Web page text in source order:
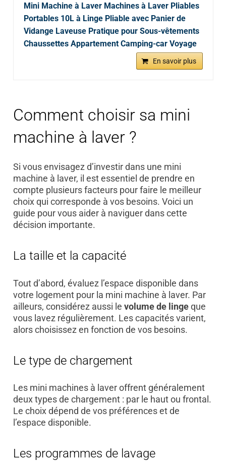
Mini Machine à Laver Machines à Laver Pliables
Portables 10L à Linge Pliable avec Panier de
Vidange Laveuse Pratique pour Sous-vêtements
Chaussettes Appartement Camping-car Voyage
En savoir plus
Comment choisir sa mini
machine à laver ?
Si vous envisagez d’investir dans une mini
machine à laver, il est essentiel de prendre en
compte plusieurs facteurs pour faire le meilleur
choix qui corresponde à vos besoins. Voici un
guide pour vous aider à naviguer dans cette
décision importante.
La taille et la capacité
Tout d’abord, évaluez l’espace disponible dans
votre logement pour la mini machine à laver. Par
ailleurs, considérez aussi le volume de lingeque
vous lavez régulièrement. Les capacités varient,
alors choisissez en fonction de vos besoins.
Le type de chargement
Les mini machines à laver offrent généralement
deux types de chargement : par le haut ou frontal.
Le choix dépend de vos préférences et de
l’espace disponible.
Les programmes de lavage